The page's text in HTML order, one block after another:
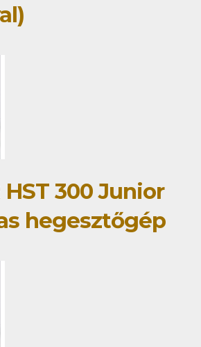
HST 300 Junior
hegesztőgép